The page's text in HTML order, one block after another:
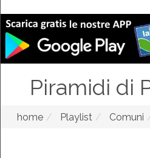
Piramidi di
home Playlist Comuni